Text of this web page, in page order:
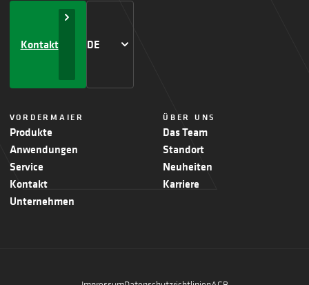
Kontakt DE
VORDERMAIER
Produkte
Anwendungen
Service
Kontakt
Unternehmen
ÜBER UNS
Das Team
Standort
Neuheiten
Karriere